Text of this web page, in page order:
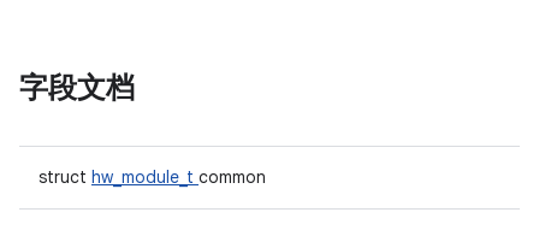
字段文档
struct hw_module_t common